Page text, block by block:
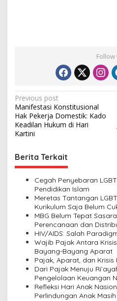
Follow
P
o
s
n
a
Previous post
Manifestasi Konstitusional
Hak Pekerja Domestik: Kado
Keadilan Hukum di Hari
Kartini
Berita Terkait
Cegah Penyebaran
Pendidikan Islam
Meretas Tantangan
Kurikulum Saja Belum
MBG Belum Tepat
Perencanaan dan
HIV/AIDS: Salah
Wajib Pajak Antara
Bayang-Bayang Aparat
Pajak, Aparat, dan
Dari Pajak Menuju
Pengelolaan Keuangan
Refleksi Hari Anak
Perlindungan Anak